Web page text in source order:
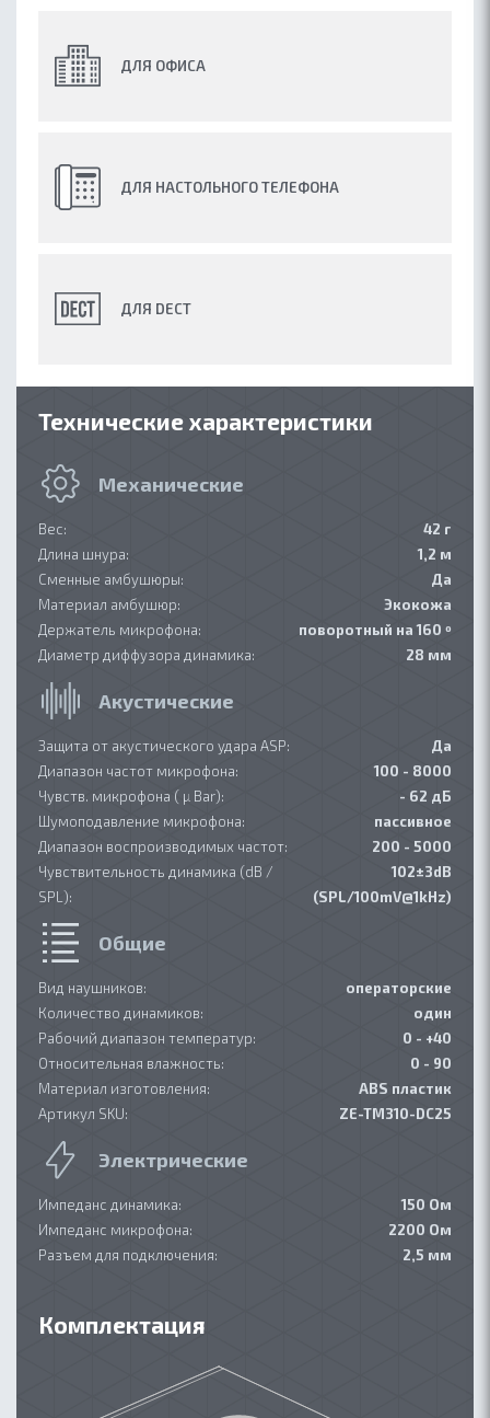
ДЛЯ ОФИСА
ДЛЯ НАСТОЛЬНОГО ТЕЛЕФОНА
ДЛЯ DECT
Технические характеристики
Механические
Вес:
42 г
Длина шнура:
1,2 м
Сменные амбушюры:
Да
Материал амбушюр:
Экокожа
Держатель микрофона:
поворотный на 160 º
Диаметр диффузора динамика:
28 мм
Акустические
Защита от акустического удара ASP:
Да
Диапазон частот микрофона:
100 - 8000
Чувств. микрофона ( µ Bar):
- 62 дБ
Шумоподавление микрофона:
пассивное
Диапазон воспроизводимых частот:
200 - 5000
Чувствительность динамика (dB /
SPL):
102±3dB
(SPL/100mV@1kHz)
Общие
Вид наушников:
операторские
Количество динамиков:
один
Рабочий диапазон температур:
0 - +40
Относительная влажность:
0 - 90
Материал изготовления:
ABS пластик
Артикул SKU:
ZE-TM310-DC25
Электрические
Импеданс динамика:
150 Ом
Импеданс микрофона:
2200 Ом
Разъем для подключения:
2,5 мм
Комплектация